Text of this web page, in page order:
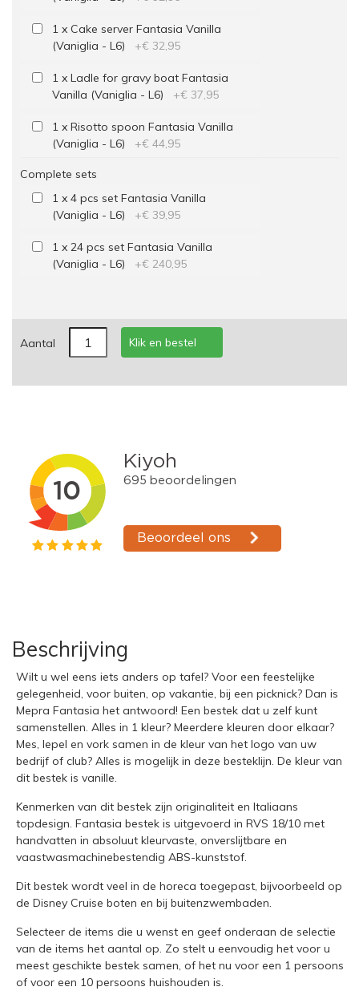
1 x Cake server Fantasia Vanilla
(Vaniglia - L6) +€ 32,95
1 x Ladle for gravy boat Fantasia
Vanilla (Vaniglia - L6) +€ 37,95
1 x Risotto spoon Fantasia Vanilla
(Vaniglia - L6) +€ 44,95
Complete sets
1 x 4 pcs set Fantasia Vanilla
(Vaniglia - L6) +€ 39,95
1 x 24 pcs set Fantasia Vanilla
(Vaniglia - L6) +€ 240,95
Aantal Klik en bestel
Beschrijving
Wilt u wel eens iets anders op tafel? Voor een feestelijke
gelegenheid, voor buiten, op vakantie, bij een picknick? Dan is
Mepra Fantasia het antwoord! Een bestek dat u zelf kunt
samenstellen. Alles in 1 kleur? Meerdere kleuren door elkaar?
Mes, lepel en vork samen in de kleur van het logo van uw
bedrijf of club? Alles is mogelijk in deze besteklijn. De kleur van
dit bestek is vanille.
Kenmerken van dit bestek zijn originaliteit en Italiaans
topdesign. Fantasia bestek is uitgevoerd in RVS 18/10 met
handvatten in absoluut kleurvaste, onverslijtbare en
vaastwasmachinebestendig ABS-kunststof.
Dit bestek wordt veel in de horeca toegepast, bijvoorbeeld op
de Disney Cruise boten en bij buitenzwembaden.
Selecteer de items die u wenst en geef onderaan de selectie
van de items het aantal op. Zo stelt u eenvoudig het voor u
meest geschikte bestek samen, of het nu voor een 1 persoons
of voor een 10 persoons huishouden is.